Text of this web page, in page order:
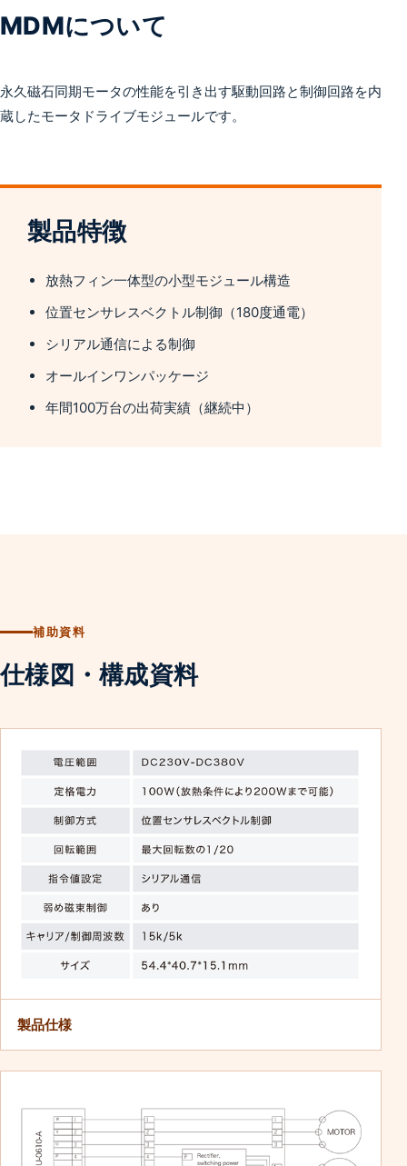
MDMについて
永久磁石同期モータの性能を引き出す駆動回路と制御回路を内
蔵したモータドライブモジュールです。
製品特徴
放熱フィン一体型の小型モジュール構造
位置センサレスベクトル制御（180度通電）
シリアル通信による制御
オールインワンパッケージ
年間100万台の出荷実績（継続中）
補助資料
仕様図・構成資料
製品仕様